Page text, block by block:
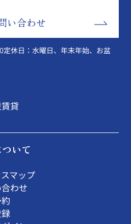
い合わせ
定休日：水曜日、年末年始、お盆
貸
いて
マップ
わせ